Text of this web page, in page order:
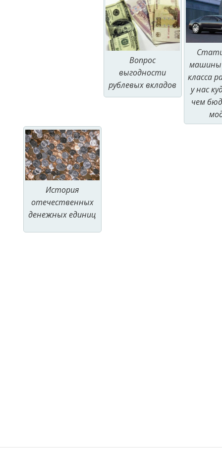
Вопрос
выгодности
рублевых вкладов
машины
класса
у нас
чем
История
отечественных
денежных единиц